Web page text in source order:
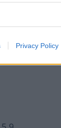
Privacy Policy
testvére, Léo